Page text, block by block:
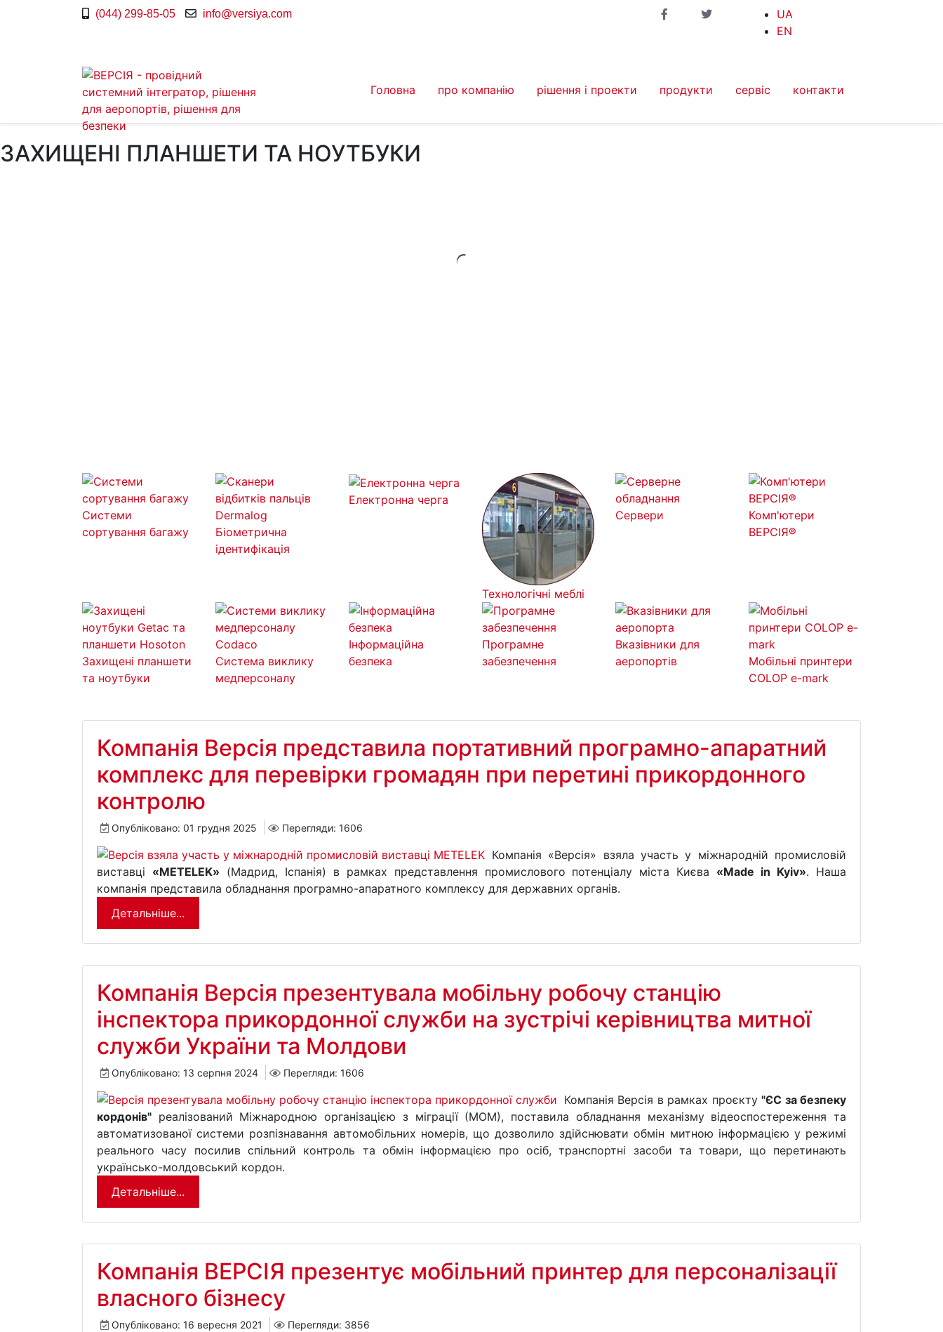
(044) 299-85-05 info@versiya.com
UA
EN
Головна про компанію рішення і проекти продукти сервіс контакти
ЗАХИЩЕНІ ПЛАНШЕТИ ТА НОУТБУКИ
Системи
сортування багажу
Біометрична
ідентифікація
Електронна черга
Технологічні меблі
Сервери
Комп'ютери
ВЕРСІЯ®
Захищені планшети
та ноутбуки
Система виклику
медперсоналу
Інформаційна
безпека
Програмне
забезпечення
Вказівники для
аеропортів
Мобільні принтери
COLOP e-mark
Компанія Версія представила портативний програмно-апаратний
комплекс для перевірки громадян при перетині прикордонного
контролю
Опубліковано: 01 грудня 2025 Перегляди: 1606
Компанія «Версія» взяла участь у міжнародній промисловій
виставці «METELEK» (Мадрид, Іспанія) в рамках представлення промислового потенціалу міста Києва «Made in Kyiv». Наша
компанія представила обладнання програмно-апаратного комплексу для державних органів.
Детальніше...
Компанія Версія презентувала мобільну робочу станцію
інспектора прикордонної служби на зустрічі керівництва митної
служби України та Молдови
Опубліковано: 13 серпня 2024 Перегляди: 1606
Компанія Версія в рамках проєкту"ЄС за безпеку
кордонів" реалізований Міжнародною організацією з міграції (МОМ), поставила обладнання механізму відеоспостереження та
автоматизованої системи розпізнавання автомобільних номерів, що дозволило здійснювати обмін митною інформацією у режимі
реального часу посилив спільний контроль та обмін інформацією про осіб, транспортні засоби та товари, що перетинають
українсько-молдовський кордон.
Детальніше...
Компанія ВЕРСІЯ презентує мобільний принтер для персоналізації
власного бізнесу
Опубліковано: 16 вересня 2021 Перегляди: 3856